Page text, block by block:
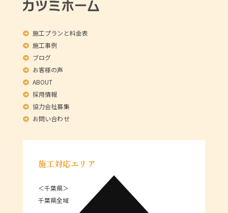
施工プランと料金表
施工事例
ブログ
お客様の声
ABOUT
採用情報
協力会社募集
お問い合わせ
施工対応エリア
＜千葉県＞
千葉県全域